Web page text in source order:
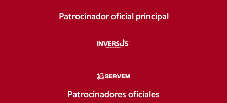
Patrocinador oficial principal
Patrocinadores oficiales